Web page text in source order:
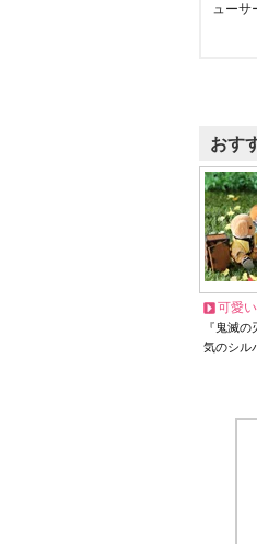
ューサ
おす
可愛
『鬼滅
気のシル